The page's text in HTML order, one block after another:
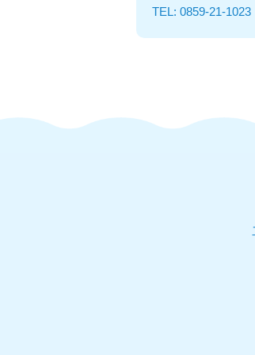
TEL: 0859-21-